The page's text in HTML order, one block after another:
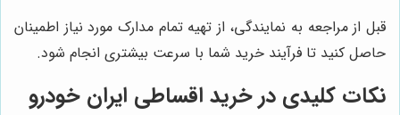
قبل از مراجعه به نمایندگی، از تهیه تمام مدارک مورد نیاز اطمینان
حاصل کنید تا فرآیند خرید شما با سرعت بیشتری انجام شود.
نکات کلیدی در خرید اقساطی ایران خودرو